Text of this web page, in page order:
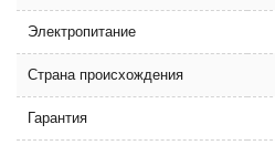
Электропитание
Страна происхождения
Гарантия